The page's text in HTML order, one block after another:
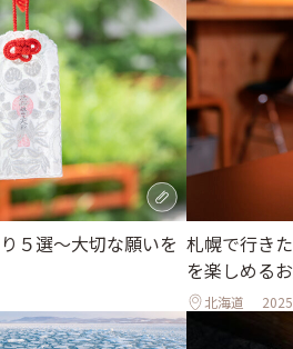
５選〜大切な願いを 札幌で行き
を楽しめる
北海道